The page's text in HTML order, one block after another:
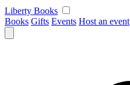
Skip
to
content
Liberty Books
Books Gifts Events Host an event